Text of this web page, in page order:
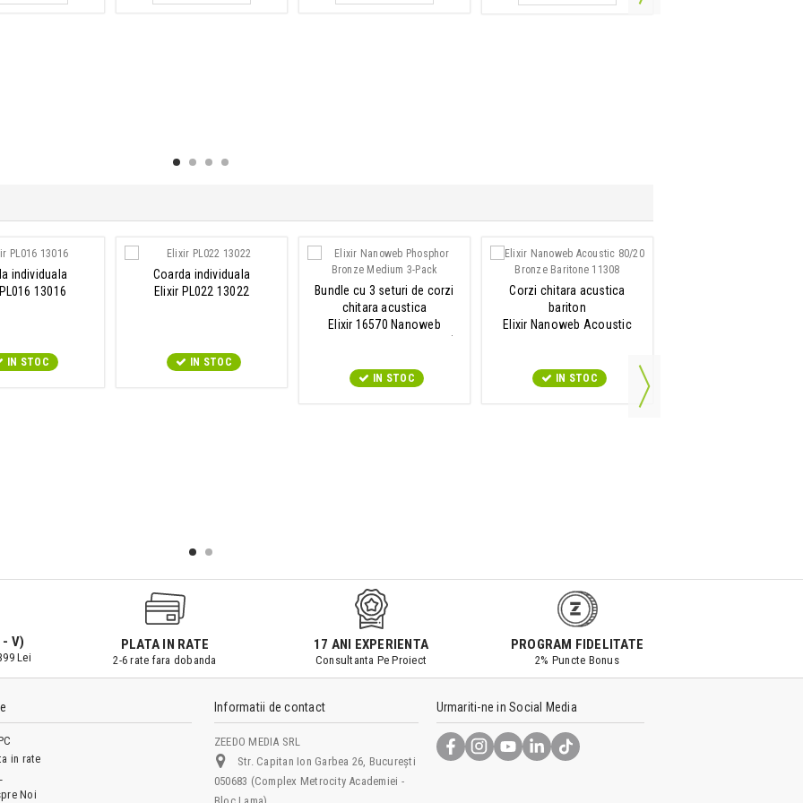
individuala
13016
IN STOC
Coarda individuala
Elixir PL022 13022
IN STOC
Bundle cu 3 seturi de corzi
chitara acustica
Elixir 16570 Nanoweb
IN STOC
Corzi chitara acustica
bariton
Elixir Nanoweb Acoustic
IN STOC
- V)
Lei
PLATA IN RATE
2-6 rate fara dobanda
17 ANI EXPERIENTA
Consultanta Pe Proiect
PROGRAM FIDELITATE
2% Puncte Bonus
in rate
Noi
Informatii de contact
ZEEDO MEDIA SRL
Str. Capitan Ion Garbea 26, București
050683 (Complex Metrocity Academiei -
Urmariti-ne in Social Media